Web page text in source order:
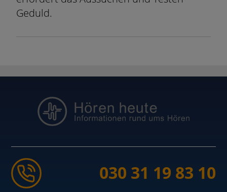
Geduld.
030 31 19 83 10